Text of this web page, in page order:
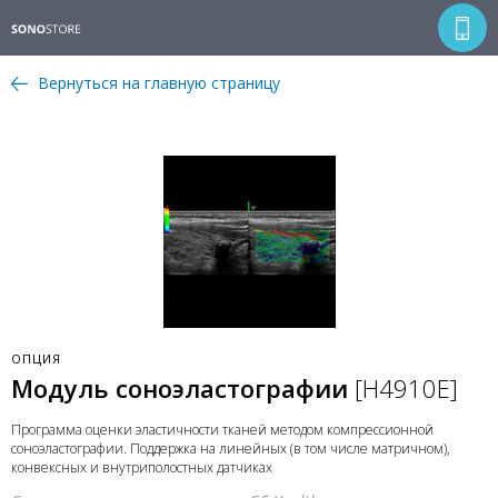
Вернуться на главную страницу
ОПЦИЯ
Модуль соноэластографии [H4910E]
Программа оценки эластичности тканей методом компрессионной
соноэластографии. Поддержка на линейных (в том числе матричном),
конвексных и внутриполостных датчиках